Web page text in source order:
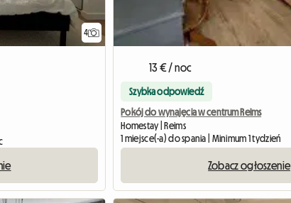
4
13 € / noc
Szybka odpowiedź
Pokój do wynajęcia w centrum Reims
Homestay | Reims
1 miejsce(-a) do spania | Minimum 1 tydzień
Zobacz ogłoszenie